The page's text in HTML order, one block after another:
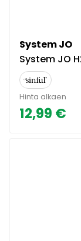
System JO
System JO
Hinta alkaen
12,99 €